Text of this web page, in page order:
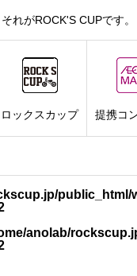
れがROCK'S CUPです。
ロックスカップ 提携コ
public_html/
anolab/